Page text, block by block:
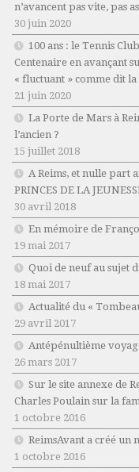
n’avancent pas vite, pas
30 juin 2020
100 ans : le Tennis
Centenaire en avançant
« fluctuant » comme dit
21 juin 2020
La Porte de Mars à
l’ancien ?
15 juillet 2018
A Reims, et nulle part
PRINCES DE LA
30 avril 2018
En mémoire de
19 mai 2017
Quoi de neuf au sujet
18 mai 2017
Actualité du «
29 avril 2017
Antépénultième
26 mars 2017
Sur le site annexe de
Charles Poulain sur la
1 octobre 2016
ReimsAvant a créé un
1 octobre 2016